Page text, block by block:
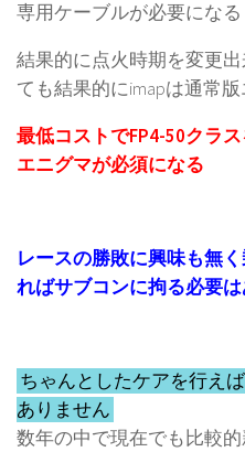
専用ケーブルが必要になる
結果的に点火時期を変更
ても結果的にimapは通常
最低コストでFP4-50クラ
エニグマが必須になる
レースの勝敗に興味も無
ればサブコンに拘る必要
ちゃんとしたケアを行え
ありません
数年の中で現在でも比較